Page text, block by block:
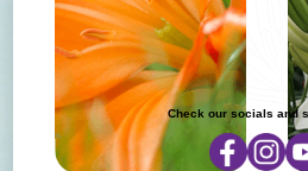
Check our socials and